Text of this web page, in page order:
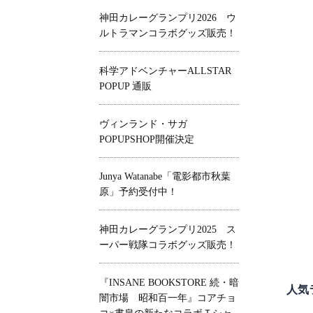
人気
神田カレーグランプリ2026 ウ
ルトラマンコラボグッズ販売！
科学アドベンチャーALLSTAR
POPUP 通販
ヴィンランド・サガ
POPUPSHOP開催決定
Junya Watanabe「電影都市秋葉
原」予約受付中！
神田カレーグランプリ2025 ス
ーパー戦隊コラボグッズ販売！
『INSANE BOOKSTORE 続・暗
闇市場 昭和百一年』コアチョ